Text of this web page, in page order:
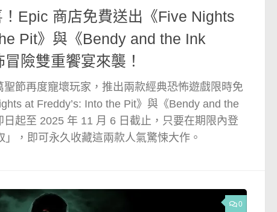
Epic 商店免費送出《Five Nights
Pit》與《Bendy and the Ink
險雙重饗宴來襲！
節再度寵壞玩家，推出兩款經典恐怖遊戲限時免
at Freddy’s: Into the Pit》與《Bendy and the
起至 2025 年 11 月 6 日截止，只要在期限內登
」，即可永久收藏這兩款人氣驚悚大作。
0